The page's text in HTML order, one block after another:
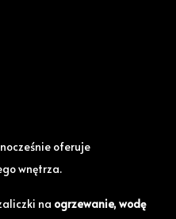
oferuje
wnętrza.
na ogrzewanie, wodę